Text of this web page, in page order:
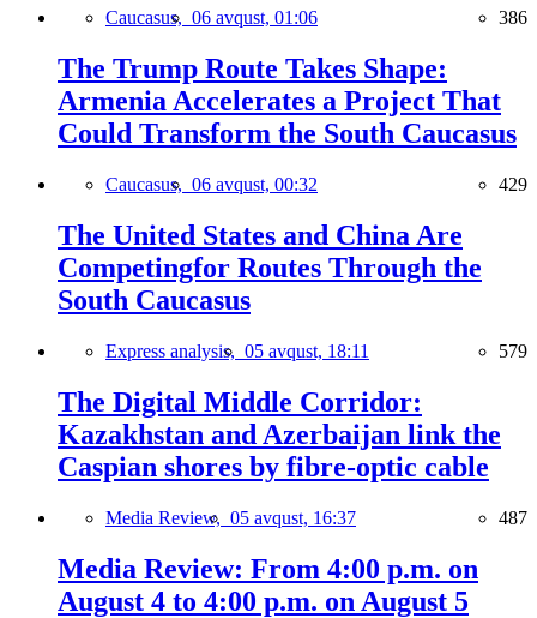
Caucasus, 06 avqust, 01:06 386
The Trump Route Takes Shape:
Armenia Accelerates a Project That
Could Transform the South Caucasus
Caucasus, 06 avqust, 00:32 429
The United States and China Are
Competingfor Routes Through the
South Caucasus
Express analysis, 05 avqust, 18:11 579
The Digital Middle Corridor:
Kazakhstan and Azerbaijan link the
Caspian shores by fibre-optic cable
Media Review, 05 avqust, 16:37 487
Media Review: From 4:00 p.m. on
August 4 to 4:00 p.m. on August 5